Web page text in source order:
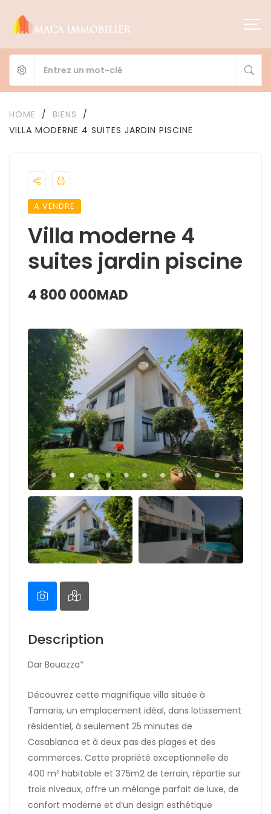
HOME / BIENS
/
VILLA MODERNE 4 SUITES JARDIN PISCINE
A VENDRE
Villa moderne 4
suites jardin piscine
4 800 000MAD
Description
Dar Bouazza*
Découvrez cette magnifique villa située à
Tamaris, un emplacement idéal, dans lotissement
résidentiel, à seulement 25 minutes de
Casablanca et à deux pas des plages et des
commerces. Cette propriété exceptionnelle de
400 m² habitable et 375m2 de terrain, répartie sur
trois niveaux, offre un mélange parfait de luxe, de
confort moderne et d’un design esthétique